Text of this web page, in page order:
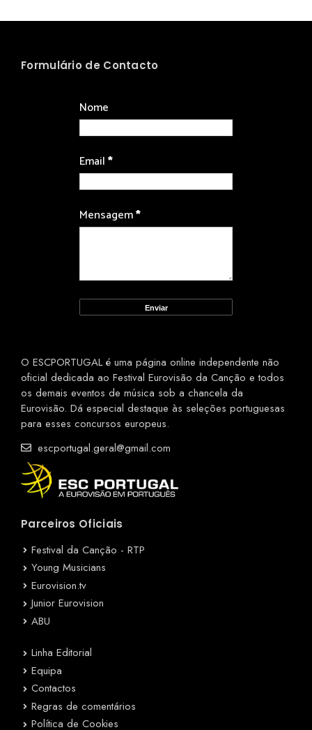
Formulário de Contacto
Nome
Email*
Mensagem*
O ESCPORTUGAL é uma página online independente não
oficial dedicada ao Festival Eurovisão da Canção e todos
os demais eventos de música sob a chancela da
Eurovisão. Dá especial destaque às seleções portuguesas
para esses concursos europeus.
escportugal.geral@gmail.com
Parceiros Oficiais
Festival da Canção - RTP
Young Musicians
Eurovision.tv
Junior Eurovision
ABU
Linha Editorial
Equipa
Contactos
Regras de comentários
Política de Cookies